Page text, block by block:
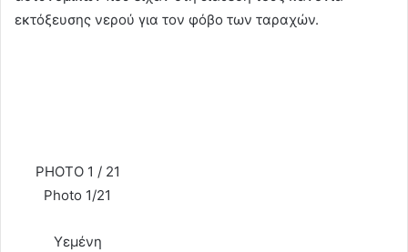
εκτόξευσης νερού για τον φόβο των ταραχών.
PHOTO 1 / 21
Photo 1/21
Υεμένη